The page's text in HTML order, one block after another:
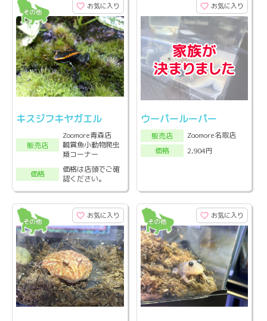
お気に入り
キスジフキヤガエル
販売店
Zoomore青森店
観賞魚小動物爬虫
類コーナー
価格
価格は店頭でご確
認ください。
お気に入り
ウーパールーパー
販売店
Zoomore名取店
価格
2,904円
お気に入り お気に入り